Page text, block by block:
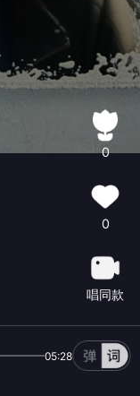
0
0
唱同款
05:28